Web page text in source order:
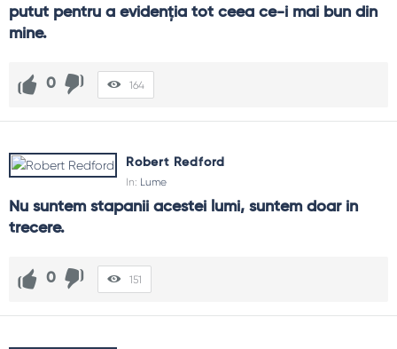
putut pentru a evidenţia tot ceea ce-i mai bun din
mine.
0 164
Robert Redford
In: Lume
Nu suntem stapanii acestei lumi, suntem doar in
trecere.
0 151